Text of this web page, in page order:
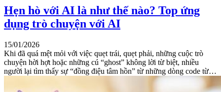
Hẹn hò với AI là như thế nào? Top ứng
dụng trò chuyện với AI
15/01/2026
Khi đã quá mệt mỏi với việc quẹt trái, quẹt phải, những cuộc trò
chuyện hời hợt hoặc những cú “ghost” không lời từ biệt, nhiều
người lại tìm thấy sự “đồng điệu tâm hồn” từ những dòng code từ…